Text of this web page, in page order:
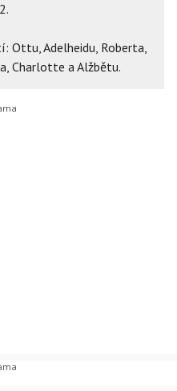
Ottu, Adelheidu, Roberta,
Charlotte a Alžbětu.